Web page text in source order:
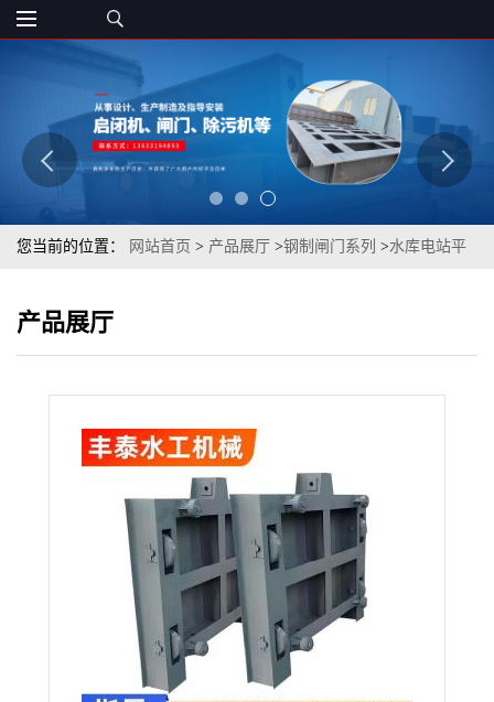
您当前的位置： 网站首页 > 产品展厅 >钢制闸门系列 >水库电站平
产品展厅